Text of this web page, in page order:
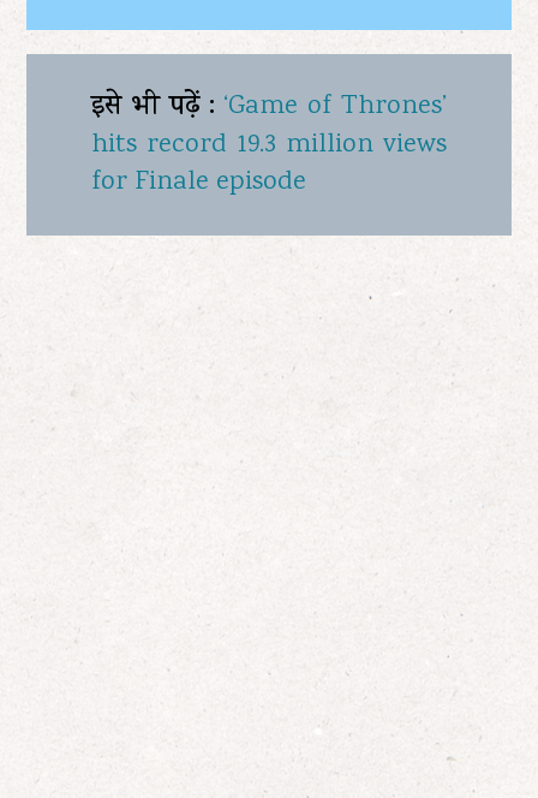
इसे भी पढ़ें : ‘Game of Thrones’
hits record 19.3 million views
for Finale episode